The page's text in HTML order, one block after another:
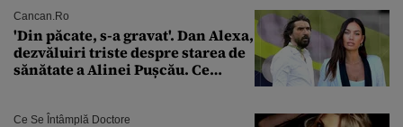
Cancan.ro
'Din păcate, s-a gravat'. Dan Alexa,
dezvăluiri triste despre starea de
sănătate a Alinei Pușcău. Ce
Ce Se Întâmplă Doctore